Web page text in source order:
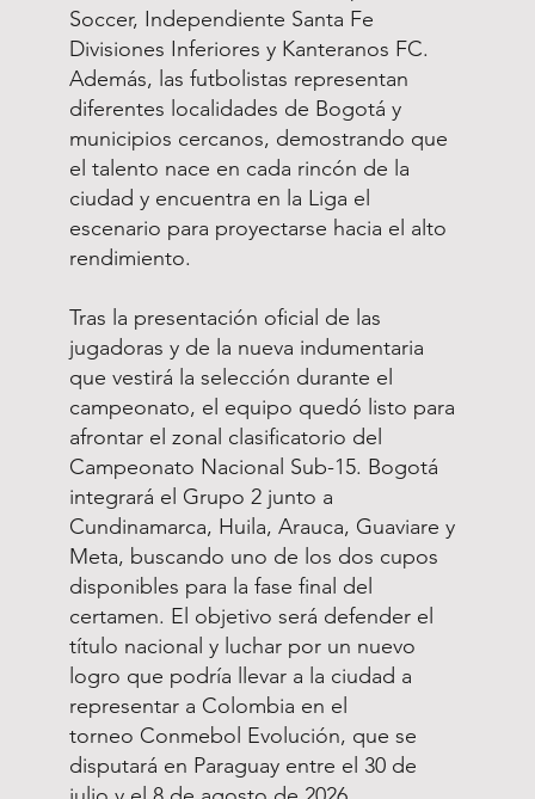
Soccer, Independiente Santa Fe
Divisiones Inferiores y Kanteranos FC.
Además, las futbolistas representan
diferentes localidades de Bogotá y
municipios cercanos, demostrando que
el talento nace en cada rincón de la
ciudad y encuentra en la Liga el
escenario para proyectarse hacia el alto
rendimiento.
Tras la presentación oficial de las
jugadoras y de la nueva indumentaria
que vestirá la selección durante el
campeonato, el equipo quedó listo para
afrontar el zonal clasificatorio del
Campeonato Nacional Sub-15. Bogotá
integrará el Grupo 2 junto a
Cundinamarca, Huila, Arauca, Guaviare y
Meta, buscando uno de los dos cupos
disponibles para la fase final del
certamen. El objetivo será defender el
título nacional y luchar por un nuevo
logro que podría llevar a la ciudad a
representar a Colombia en el
torneo Conmebol Evolución, que se
disputará en Paraguay entre el 30 de